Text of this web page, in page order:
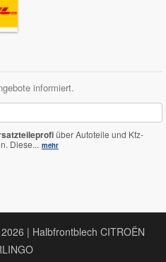
informiert.
über Autoteile und Kfz-
Diese... mehr
| Halbfrontblech CITROËN